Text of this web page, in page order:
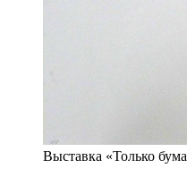
Выставка «Только